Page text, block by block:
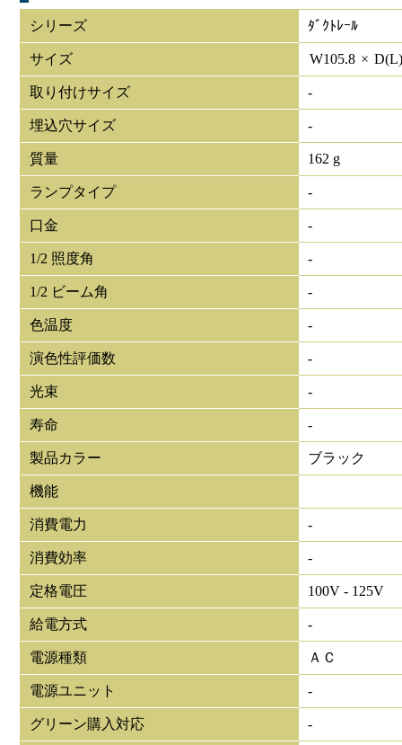
シリーズ ﾀﾞｸﾄﾚｰﾙ
サイズ W105.8 ×
取り付けサイズ -
埋込穴サイズ -
質量 162 g
ランプタイプ -
口金 -
1/2 照度角 -
1/2 ビーム角 -
色温度 -
演色性評価数 -
光束 -
寿命 -
製品カラー ブラック
機能
消費電力 -
消費効率 -
定格電圧 100V - 125V
給電方式 -
電源種類 ＡＣ
電源ユニット -
グリーン購入対応 -